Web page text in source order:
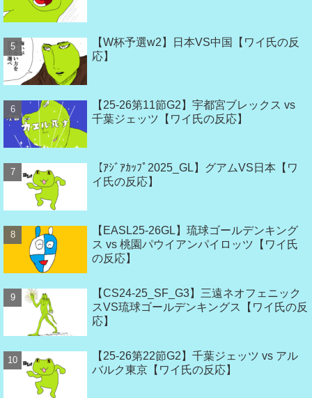
【W杯予選w2】日本VS中国【ワイ氏の反
応】
【25-26第11節G2】宇都宮ブレックス vs
千葉ジェッツ【ワイ氏の反応】
【ｱｼﾞｱｶｯﾌﾟ2025_GL】グアムVS日本【ワ
イ氏の反応】
【EASL25-26GL】琉球ゴールデンキング
ス vs 桃園パウイアンパイロッツ【ワイ氏
の反応】
【CS24-25_SF_G3】三遠ネオフェニック
スVS琉球ゴールデンキングス【ワイ氏の反
応】
【25-26第22節G2】千葉ジェッツ vs アル
バルク東京【ワイ氏の反応】